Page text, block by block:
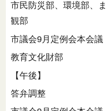
市民防災部、環境部、
観部
市議会9月定例会本会議
教育文化財部
【午後】
答弁調整